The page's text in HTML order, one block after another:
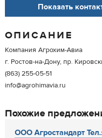
Показать
ОПИСАНИЕ
Компания Агрохим-Авиа
г. Ростов-на-Дону, пр.
(863) 255-05-51
info@agrohimavia.ru
Похожие
ООО Агростандарт